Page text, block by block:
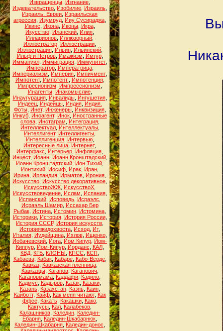
Извращенцы Изгнание
Издевательство Изобилие Израиль
Израиль. Евреи Израильская
агрессия Изумруд Ииу Сусираджа
Икинс
Икона, Иконы, Икра,
Икусство Иланский Илия
Илларионов Иллюзорный
Иллюстратор Иллюстрации
Иллюстрация, Ильин, Ильинский,
Ильф и Петров, Имажизм Имгур,
Иммануил Иммиграция Иммунитет,
Император, Императрица,
Империализм
Империя Импичмент,
Импотент, Импотент. Импотенция,
Импресионизм
Импрессионизм
Инагенты, Инакомыслие,
Инаугурация, Инвалиды, Ингушетия,
Индеец, Индейцы, Индия, Индия.
Фоты, Инет, Инженеры, Инквизиция,
Инкуб, Иноагент, Инок, Иностранные
слова, Инстаграм Интеграция,
Интеллектуал, Интеллектуалы,
Интеллигент, Интеллигенты
Интеллигенция, Интервью,
Интересные лица Интернет,
Интерфакс
Интерьер Инфляция
Инцест, Иоанн, Иоанн Кронштадский,
Иоанн Кронштадтский Ион Тихий
Ионтихий Иосиф Ирак Иран
Ирина Ирландия Ирматов Ирония
Искусство Искусство декоративное
ИскусствоЖЖ ИскусствоХ
Искусствоведение, Ислам Испания,
Испанский Исповедь Исраэлс
Исраэль Шамир, Иссахар Бер
Рыбак Истина Истомин Истомина
Историки, История, История России,
История СССР, История искусств
Историяжидохвоста Исход Ит,
Италия, Иудейщина, Ихлов, Ищенко,
Йобачевский Йога Йом Кипур Йом-
Киппур, Йом-Кипур, Йорданс КАЛ,
КВД КГБ КЛОНЫ КПСС КСП
Кабаева, Кабак, Кабаре, Кабо-Верде,
Кавказ, Кавказская пленница,
Кавказцы, Каганов, Каганович
Кагановмама Каддафи Кадило
Кадмус
Кадыров, Казак, Казаки,
Казань, Казахстан, Казнь, Каин,
Кайботт, Кайф, Как меня читают, Как
ффсе, Какать, Какашки, Како,
Кактусы Кал Калабеков
Калашников Каледин Каледин-
Ебарня Каледин-Шкабарнюк
Каледин-Шкабарня Каледин-донос